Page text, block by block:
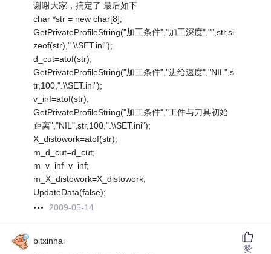
谢谢大家，搞定了 最后如下
char *str = new char[8];
GetPrivateProfileString("加工条件","加工深度","",str,si
zeof(str),".\\SET.ini");
d_cut=atof(str);
GetPrivateProfileString("加工条件","进给速度","NIL",s
tr,100,".\\SET.ini");
v_inf=atof(str);
GetPrivateProfileString("加工条件","工件与刀具初始
距离","NIL",str,100,".\\SET.ini");
X_distowork=atof(str);
m_d_cut=d_cut;
m_v_inf=v_inf;
m_X_distowork=X_distowork;
UpdateData(false);
2009-05-14
bitxinhai
赞